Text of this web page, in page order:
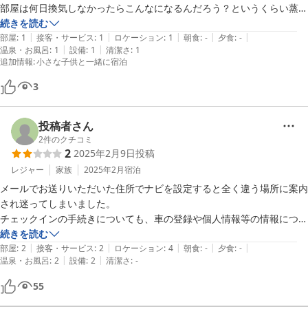
部屋は何日換気しなかったらこんなになるんだろう？というくらい蒸し
暑くて、臭かった。掃除していないジムのような、とにかく臭かった。
エアコンも空気清浄機も見るからにフィルターに埃がびっしり付いてい
て、とにかく不衛生。扉のあちこちや換気扇に埃の塊。
寝具だけは洗濯されていたのが救いでした。
古民家を利用したこのような宿泊施設は、子連れにはありがたく、よく
利用するのですが、ダントツで不衛生でひどかったです。
ているのに、掃除が行き届いてないどころか、全くされていなくって、
続きを読む
部屋: 1 | 接客・サービス: 1 | ロケーション: 1 | 朝食: - | 夕食: - |
温泉・お風呂: 1 | 設備: 1 | 清潔さ: 1
追加情報:小さな子供と一緒に宿泊
3
投稿者さん
2件のクチコミ
2 2025年2月9日投稿
レジャー 家族 2025年2月宿泊
メールでお送りいただいた住所でナビを設定すると全く違う場所に案内
され迷ってしまいました。
チェックインの手続きについても、車の登録や個人情報等の情報につい
てはネット上で事前チェックインが出来ると良いかなと思いました。
（到着してIDの入力のみ等）
部屋は広く快適でしたが掃除が行き届いておらずエアコンの羽にカビ、
キッチンの換気扇にホコリの塊、お風呂の水垢、洗面所の排水溝詰ま
り、トイレのサニタリー用の袋が置いていなかった、調理器具の汚れ、
中身のないラップ、キッチンのスポンジの汚れ等がきになりました。
続きを読む
部屋: 2 | 接客・サービス: 2 | ロケーション: 4 | 朝食: - | 夕食: - |
温泉・お風呂: 2 | 設備: 2 | 清潔さ: -
55